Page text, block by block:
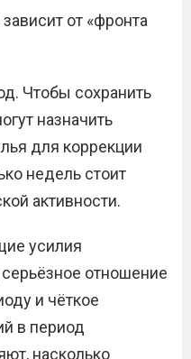
от «фронта
Чтобы сохранить
назначить
для коррекции
недель стоит
активности.
усилия
отношение
и чёткое
в период
насколько